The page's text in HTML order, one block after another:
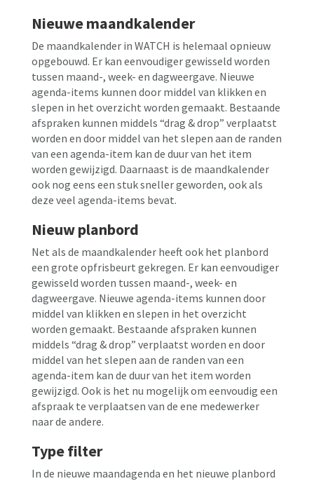
Nieuwe maandkalender
De maandkalender in WATCH is helemaal opnieuw
opgebouwd. Er kan eenvoudiger gewisseld worden
tussen maand-, week- en dagweergave. Nieuwe
agenda-items kunnen door middel van klikken en
slepen in het overzicht worden gemaakt. Bestaande
afspraken kunnen middels “drag & drop” verplaatst
worden en door middel van het slepen aan de randen
van een agenda-item kan de duur van het item
worden gewijzigd. Daarnaast is de maandkalender
ook nog eens een stuk sneller geworden, ook als
deze veel agenda-items bevat.
Nieuw planbord
Net als de maandkalender heeft ook het planbord
een grote opfrisbeurt gekregen. Er kan eenvoudiger
gewisseld worden tussen maand-, week- en
dagweergave. Nieuwe agenda-items kunnen door
middel van klikken en slepen in het overzicht
worden gemaakt. Bestaande afspraken kunnen
middels “drag & drop” verplaatst worden en door
middel van het slepen aan de randen van een
agenda-item kan de duur van het item worden
gewijzigd. Ook is het nu mogelijk om eenvoudig een
afspraak te verplaatsen van de ene medewerker
naar de andere.
Type filter
In de nieuwe maandagenda en het nieuwe planbord